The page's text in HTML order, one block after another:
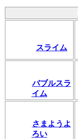
スライム
バブルスラ
イム
さまようよ
ろい